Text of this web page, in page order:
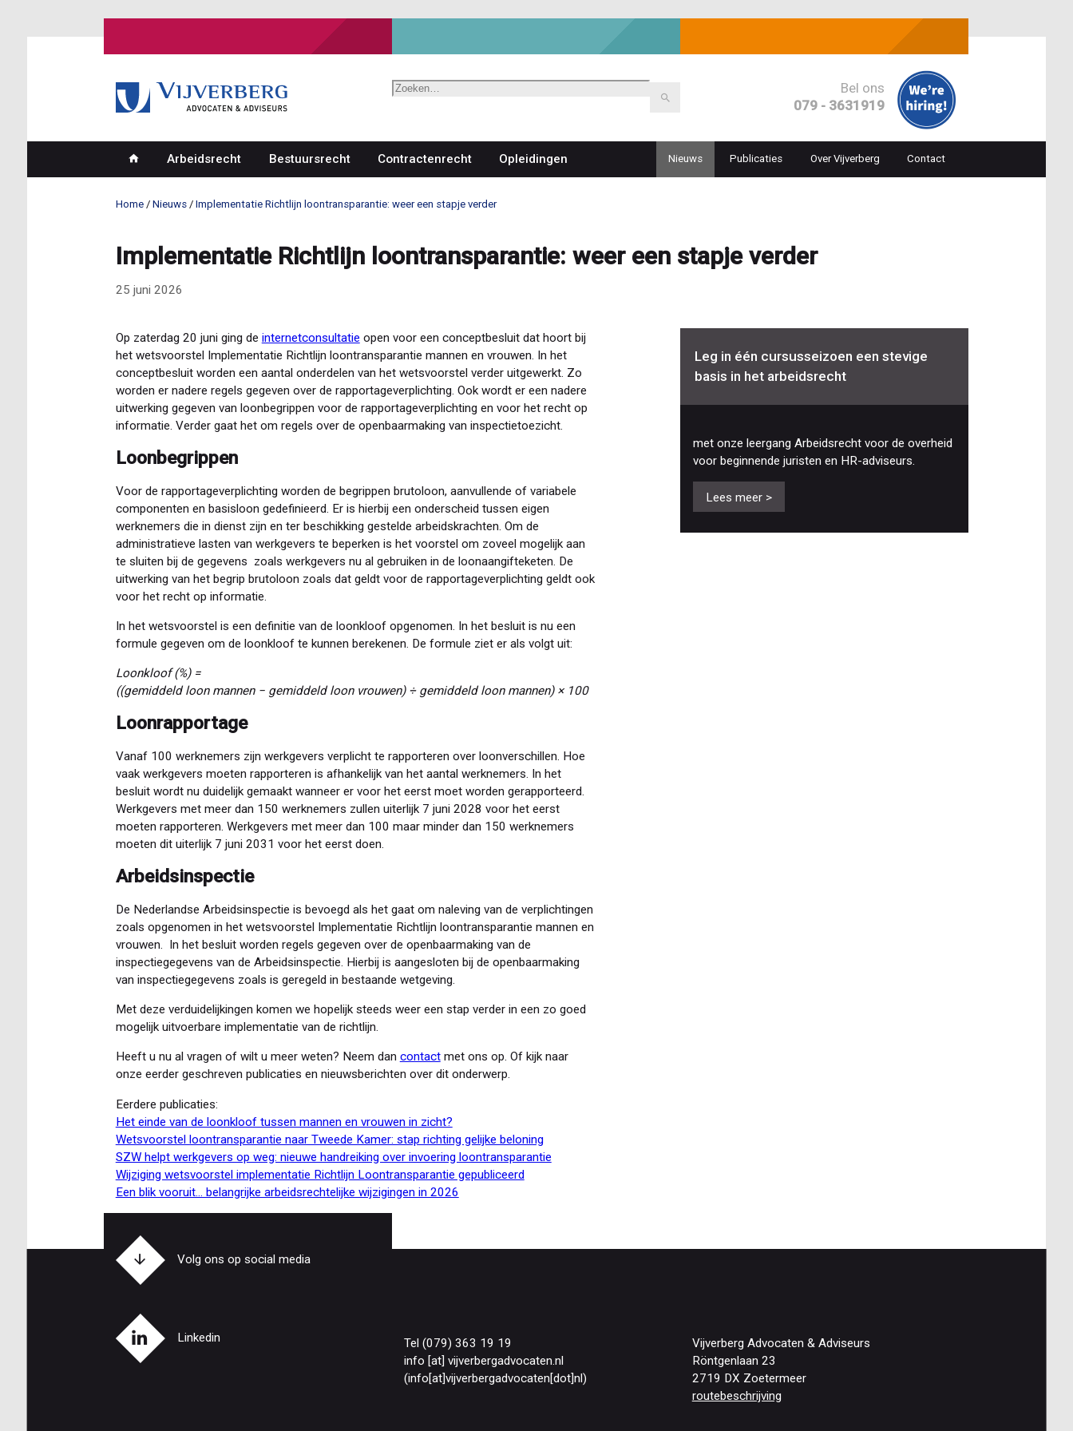
Zoeken
Bel ons
079 - 3631919
Hoofdnavigatie
Arbeidsrecht Bestuursrecht Contractenrecht Opleidingen
Top
navigation
Nieuws Publicaties Over Vijverberg Contact
Home Nieuws Implementatie Richtlijn loontransparantie: weer een stapje verder
Implementatie Richtlijn loontransparantie: weer een stapje verder
25 juni 2026
Op zaterdag 20 juni ging de internetconsultatie open voor een conceptbesluit dat hoort bij
het wetsvoorstel Implementatie Richtlijn loontransparantie mannen en vrouwen. In het
conceptbesluit worden een aantal onderdelen van het wetsvoorstel verder uitgewerkt. Zo
worden er nadere regels gegeven over de rapportageverplichting. Ook wordt er een nadere
uitwerking gegeven van loonbegrippen voor de rapportageverplichting en voor het recht op
informatie. Verder gaat het om regels over de openbaarmaking van inspectietoezicht.
Loonbegrippen
Voor de rapportageverplichting worden de begrippen brutoloon, aanvullende of variabele
componenten en basisloon gedefinieerd. Er is hierbij een onderscheid tussen eigen
werknemers die in dienst zijn en ter beschikking gestelde arbeidskrachten. Om de
administratieve lasten van werkgevers te beperken is het voorstel om zoveel mogelijk aan
te sluiten bij de gegevens zoals werkgevers nu al gebruiken in de loonaangifteketen. De
uitwerking van het begrip brutoloon zoals dat geldt voor de rapportageverplichting geldt ook
voor het recht op informatie.
In het wetsvoorstel is een definitie van de loonkloof opgenomen. In het besluit is nu een
formule gegeven om de loonkloof te kunnen berekenen. De formule ziet er als volgt uit:
Loonkloof (%) =
((gemiddeld loon mannen − gemiddeld loon vrouwen) ÷ gemiddeld loon mannen) × 100
Loonrapportage
Vanaf 100 werknemers zijn werkgevers verplicht te rapporteren over loonverschillen. Hoe
vaak werkgevers moeten rapporteren is afhankelijk van het aantal werknemers. In het
besluit wordt nu duidelijk gemaakt wanneer er voor het eerst moet worden gerapporteerd.
Werkgevers met meer dan 150 werknemers zullen uiterlijk 7 juni 2028 voor het eerst
moeten rapporteren. Werkgevers met meer dan 100 maar minder dan 150 werknemers
moeten dit uiterlijk 7 juni 2031 voor het eerst doen.
Arbeidsinspectie
De Nederlandse Arbeidsinspectie is bevoegd als het gaat om naleving van de verplichtingen
zoals opgenomen in het wetsvoorstel Implementatie Richtlijn loontransparantie mannen en
vrouwen. In het besluit worden regels gegeven over de openbaarmaking van de
inspectiegegevens van de Arbeidsinspectie. Hierbij is aangesloten bij de openbaarmaking
van inspectiegegevens zoals is geregeld in bestaande wetgeving.
Met deze verduidelijkingen komen we hopelijk steeds weer een stap verder in een zo goed
mogelijk uitvoerbare implementatie van de richtlijn.
Heeft u nu al vragen of wilt u meer weten? Neem dan contactmet ons op. Of kijk naar
onze eerder geschreven publicaties en nieuwsberichten over dit onderwerp.
Eerdere publicaties:
Het einde van de loonkloof tussen mannen en vrouwen in zicht?
Wetsvoorstel loontransparantie naar Tweede Kamer: stap richting gelijke beloning
SZW helpt werkgevers op weg: nieuwe handreiking over invoering loontransparantie
Wijziging wetsvoorstel implementatie Richtlijn Loontransparantie gepubliceerd
Een blik vooruit… belangrijke arbeidsrechtelijke wijzigingen in 2026
Leg in één cursusseizoen een stevige
basis in het arbeidsrecht
met onze leergang Arbeidsrecht voor de overheid
voor beginnende juristen en HR-adviseurs.
Lees meer >
Volg ons op social media
Linkedin
Tel (079) 363 19 19
info [at] vijverbergadvocaten.nl
(info[at]vijverbergadvocaten[dot]nl)
Vijverberg Advocaten & Adviseurs
Röntgenlaan 23
2719 DX Zoetermeer
routebeschrijving